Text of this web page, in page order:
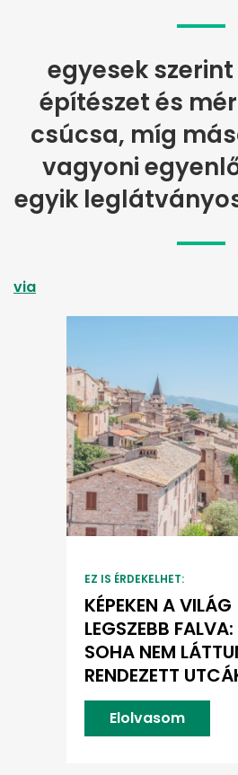
egyesek
építészet és
csúcsa, míg
vagyoni
egyik
via
EZ IS ÉRDEKELHET:
KÉPEKEN A VILÁG
LEGSZEBB
SOHA NEM
RENDEZETT
Elolvasom